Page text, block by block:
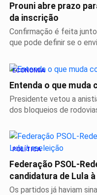
Prouni abre prazo
da inscrição
Confirmação é feita
que pode definir se o
ECONOMIA
Entenda o que muda
Presidente vetou a
dos bloqueios de
POLÍTICA
Federação PSOL-
candidatura de Lula
Os partidos já haviam